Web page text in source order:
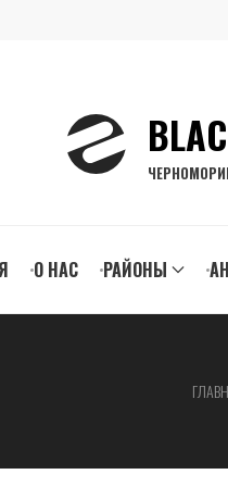
О НАС РАЙОНЫ